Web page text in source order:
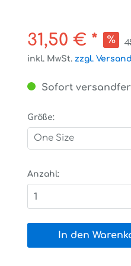
31,50 € *
inkl. MwSt. zzgl.
Sofort
Größe:
One Size
Anzahl:
1
In den